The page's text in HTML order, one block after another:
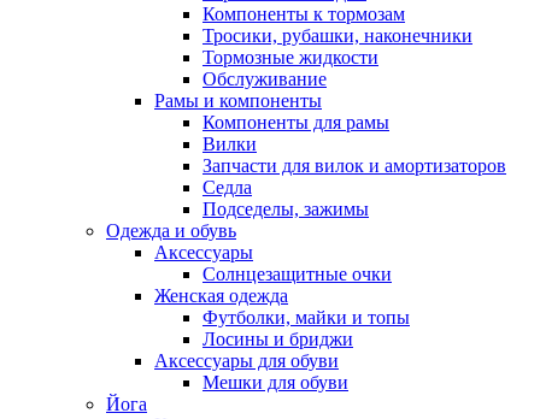
Компоненты к тормозам
Тросики, рубашки, наконечники
Тормозные жидкости
Обслуживание
Рамы и компоненты
Компоненты для рамы
Вилки
Запчасти для вилок и амортизаторов
Седла
Подседелы, зажимы
Одежда и обувь
Аксессуары
Солнцезащитные очки
Женская одежда
Футболки, майки и топы
Лосины и бриджи
Аксессуары для обуви
Мешки для обуви
Йога